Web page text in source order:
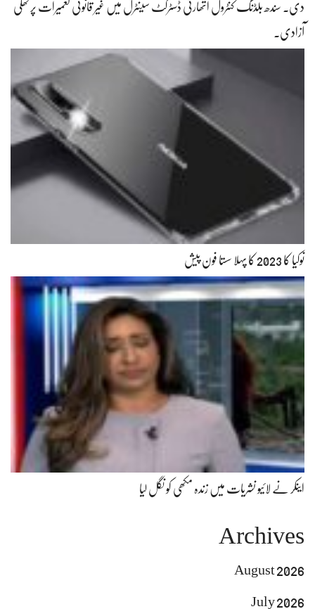
دی۔ سندھ بلڈنگ کنٹرول اتھارٹی ڈسٹرکٹ سینٹرل میں غیر قانونی تعمیرات پر کھلی
آزادی۔
نوکیا کا 2023 کا پہلا سستا فون پیش
اینکر نے لائیو نشریات میں زندہ مکھی کو نگل لیا
Archives
August 2026
July 2026